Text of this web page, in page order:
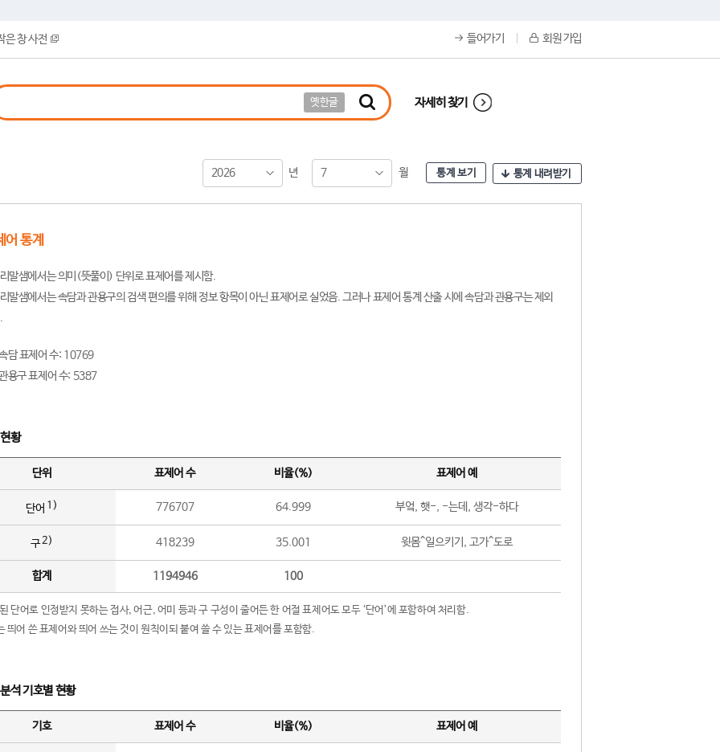
은 창 사전 들어가기 회원 가입
옛한글 자세히 찾기
2026 년 7 월 통계 보기 통계 내려받기
어 통계
말샘에서는 의미(뜻풀이) 단위로 표제어를 제시함.
말샘에서는 속담과 관용구의 검색 편의를 위해 정보 항목이 아닌 표제어로 실었음. 그러나 표제어 통계 산출 시에 속담과 관용구는 제외
담 표제어 수: 10769
용구 표제어 수: 5387
황
단위 표제어 수 비율(%) 표제어 예
단어 1) 776707 64.999 부엌, 햇-, -는데, 생각-하다
구2) 418239 35.001 윗몸^일으키기, 고가^도로
합계 1194946 100
단어로 인정받지 못하는 접사, 어근, 어미 등과 구 구성이 줄어든 한 어절 표제어도 모두 ‘단어’에 포함하여 처리함.
띄어 쓴 표제어와 띄어 쓰는 것이 원칙이되 붙여 쓸 수 있는 표제어를 포함함.
석 기호별 현황
기호 표제어 수 비율(%) 표제어 예